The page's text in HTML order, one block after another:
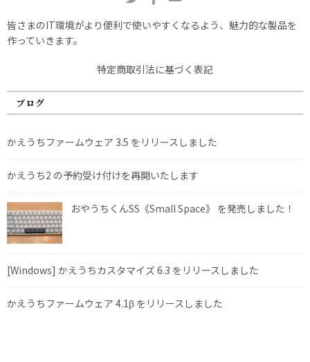
皆さまのIT環境がより便利で使いやすくなるよう、魅力的な製品を
作っていきます。
特定商取引法に基づく表記
ブログ
かえうちファームウェア 3.5 をリリースしました
かえうち2 の予約受け付けを再開いたします
おやうちくんSS《Small Space》 を発売しました！
[Windows] かえうちカスタマイズ 6.3 をリリースしました
かえうちファームウェア 4.1β をリリースしました